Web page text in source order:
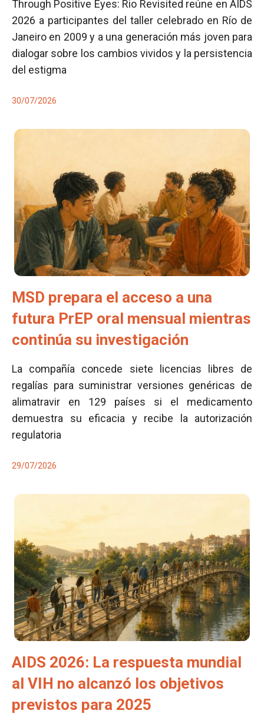
Through Positive Eyes: Rio Revisited reúne en AIDS
2026 a participantes del taller celebrado en Río de
Janeiro en 2009 y a una generación más joven para
dialogar sobre los cambios vividos y la persistencia
del estigma
30/07/2026
MSD prepara el acceso a una
futura PrEP oral mensual mientras
continúa su investigación
La compañía concede siete licencias libres de
regalías para suministrar versiones genéricas de
alimatravir en 129 países si el medicamento
demuestra su eficacia y recibe la autorización
regulatoria
29/07/2026
AIDS 2026: La respuesta mundial
al VIH no alcanzó los objetivos
previstos para 2025